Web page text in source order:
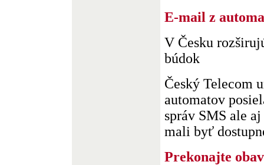
E-mail z
V Česku
búdok
Český Telecom
automatov
správ SMS ale
mali byť
Prekonajte